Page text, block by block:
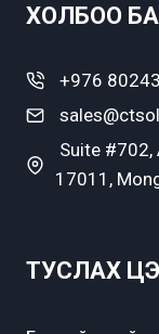
ХОЛБОО
+976
Suite #702,
17011,
ТУСЛАХ